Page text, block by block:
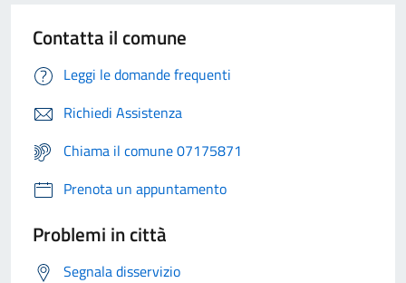
Contatta il comune
Leggi le domande frequenti
Richiedi Assistenza
Chiama il comune 07175871
Prenota un appuntamento
Problemi in città
Segnala disservizio